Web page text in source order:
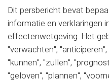
Dit persbericht bevat
informatie en verklaringen
effectenwetgeving. Het
"verwachten",
"kunnen", "zullen",
"geloven", "plannen",